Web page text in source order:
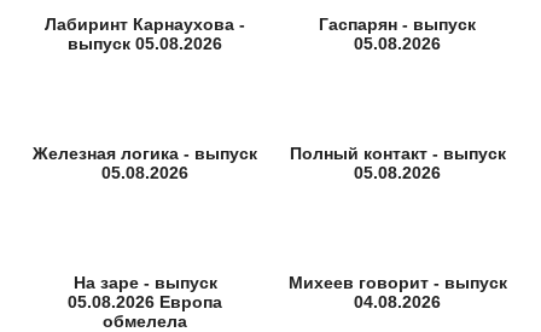
Лабиринт Карнаухова -
выпуск 05.08.2026
Гаспарян - выпуск
05.08.2026
Железная логика - выпуск
05.08.2026
Полный контакт - выпуск
05.08.2026
На заре - выпуск
05.08.2026 Европа
обмелела
Михеев говорит - выпуск
04.08.2026